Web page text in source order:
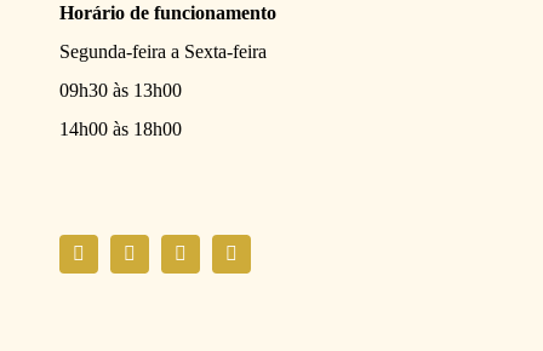
Horário de funcionamento
Segunda-feira a Sexta-feira
09h30 às 13h00
14h00 às 18h00